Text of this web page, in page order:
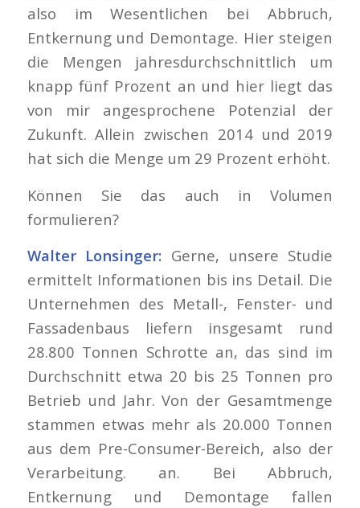
also im Wesentlichen bei Abbruch,
Entkernung und Demontage. Hier steigen
die Mengen jahresdurchschnittlich um
knapp fünf Prozent an und hier liegt das
von mir angesprochene Potenzial der
Zukunft. Allein zwischen 2014 und 2019
hat sich die Menge um 29 Prozent erhöht.
Können Sie das auch in Volumen
formulieren?
Walter Lonsinger: Gerne, unsere Studie
ermittelt Informationen bis ins Detail. Die
Unternehmen des Metall-, Fenster- und
Fassadenbaus liefern insgesamt rund
28.800 Tonnen Schrotte an, das sind im
Durchschnitt etwa 20 bis 25 Tonnen pro
Betrieb und Jahr. Von der Gesamtmenge
stammen etwas mehr als 20.000 Tonnen
aus dem Pre-Consumer-Bereich, also der
Verarbeitung. an. Bei Abbruch,
Entkernung und Demontage fallen